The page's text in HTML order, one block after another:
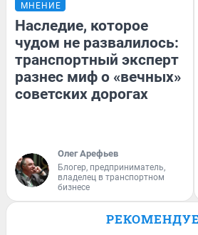
МНЕНИЕ
Наследие, которое
чудом не развалилось:
транспортный эксперт
разнес миф о «вечных»
советских дорогах
Олег Арефьев
Блогер, предприниматель,
владелец в транспортном
бизнесе